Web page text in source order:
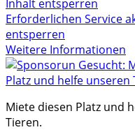
Inhalt entsperren
Erforderlichen Service
entsperren
Weitere Informationen
Miete diesen Platz und
Tieren.